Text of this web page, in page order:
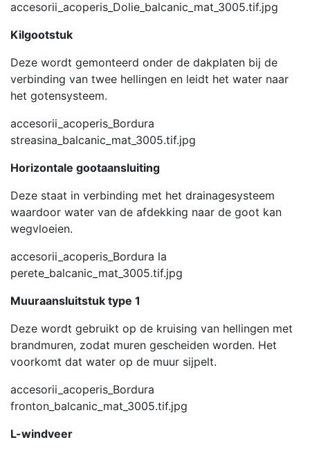
accesorii_acoperis_Dolie_balcanic_mat_3005.tif.jpg
Kilgootstuk
Deze wordt gemonteerd onder de dakplaten bij de
verbinding van twee hellingen en leidt het water naar
het gotensysteem.
accesorii_acoperis_Bordura
streasina_balcanic_mat_3005.tif.jpg
Horizontale gootaansluiting
Deze staat in verbinding met het drainagesysteem
waardoor water van de afdekking naar de goot kan
wegvloeien.
accesorii_acoperis_Bordura la
perete_balcanic_mat_3005.tif.jpg
Muuraansluitstuk type 1
Deze wordt gebruikt op de kruising van hellingen met
brandmuren, zodat muren gescheiden worden. Het
voorkomt dat water op de muur sijpelt.
accesorii_acoperis_Bordura
fronton_balcanic_mat_3005.tif.jpg
L-windveer